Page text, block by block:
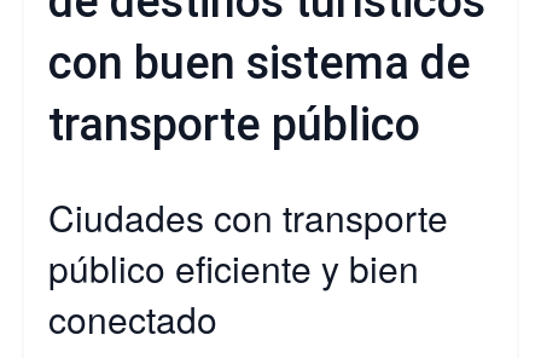
con buen sistema de
transporte público
Ciudades con transporte
público eficiente y bien
conectado